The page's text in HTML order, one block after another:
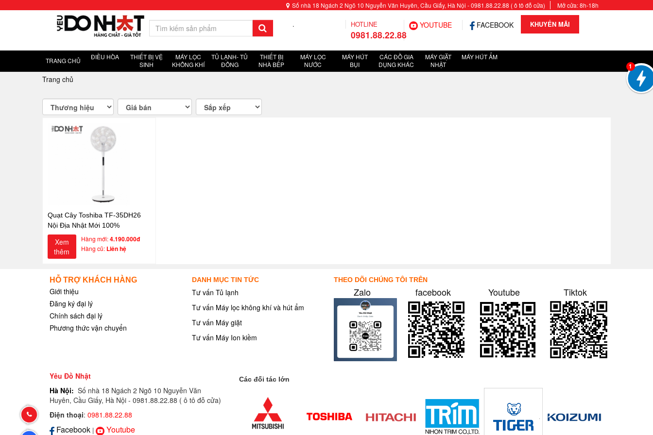
Số nhà 18 Ngách 2 Ngõ 10 Nguyễn Văn Huyên, Cầu Giấy, Hà Nội - 0981.88.22.88 ( ô tô đỗ cửa) Mở cửa: 8h-18h
. HOTLINE
0981.88.22.88
YOUTUBE FACEBOOK KHUYẾN MÃI
TRANG CHỦ ĐIỀU HÒA
THIẾT BỊ VỆ
SINH
MÁY LỌC
KHÔNG KHÍ
TỦ LẠNH- TỦ
ĐÔNG
THIẾT BỊ
NHÀ BẾP
MÁY LỌC
NƯỚC
MÁY HÚT
BỤI
CÁC ĐỒ GIA
DỤNG KHÁC
MÁY GIẶT
NHẬT
MÁY HÚT ẨM
Trang chủ
Quạt Cây Toshiba TF-35DH26
Nội Địa Nhật Mới 100%
Hàng mới:4.190.000đ
Hàng cũ: Liên hệ
Xem
thêm
HỖ TRỢ KHÁCH HÀNG
Giới thiệu
Đăng ký đại lý
Chính sách đại lý
Phương thức vận chuyển
DANH MỤC TIN TỨC
Tư vấn Tủ lạnh
Tư vấn Máy lọc không khí và hút ẩm
Tư vấn Máy giặt
Tư vấn Máy Ion kiềm
THEO DÕI CHÚNG TÔI TRÊN
Zalo facebook Youtube Tiktok
Yêu Đồ Nhật
Hà Nội: Số nhà 18 Ngách 2 Ngõ 10 Nguyễn Văn
Huyên, Cầu Giấy, Hà Nội - 0981.88.22.88 ( ô tô đỗ cửa)
Điện thoại: 0981.88.22.88
Facebook | Youtube
Các đối tác lớn
Hotline:
0981.88.22.88
1